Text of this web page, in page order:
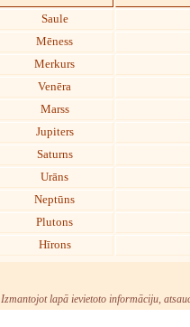
Saule
Mēness
Merkurs
Venēra
Marss
Jupiters
Saturns
Urāns
Neptūns
Plutons
Hīrons
Izmantojot lapā ievietoto informāciju,